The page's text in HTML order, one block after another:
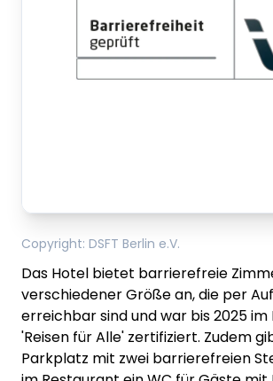
Copyright: DSFT Berlin e.V.
Das Hotel bietet barrierefreie
verschiedener Größe an, die per
erreichbar sind und war bis 2025
'Reisen für Alle' zertifiziert. Zudem
Parkplatz mit zwei barrierefreien